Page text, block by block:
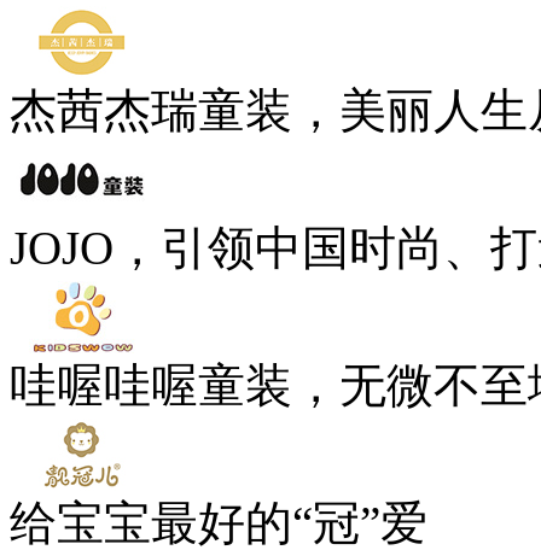
杰茜杰瑞童装，美丽人
JOJO，引领中国时尚、
哇喔哇喔童装，无微不
给宝宝最好的“冠”爱